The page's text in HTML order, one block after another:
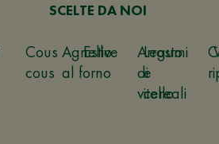
Cous
cous
Estive
Legumi
e
cereali
SCELTE DA NOI
Agnello
al forno
Arrosto
di
vitello